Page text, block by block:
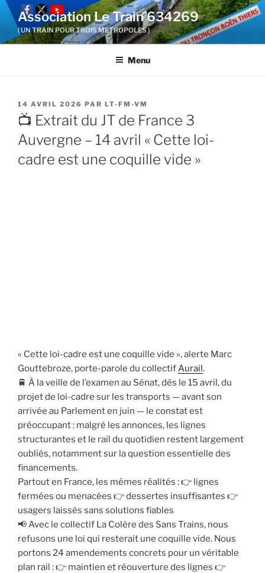
Aller
contenu
Association Le Train 634269
( UN TRAIN POUR TROIS METROPOLES )
Menu
PUBLIÉ
LE
14 AVRIL 2026 PAR LT-FM-VM
📺 Extrait du JT de France 3
Auvergne – 14 avril « Cette loi-
cadre est une coquille vide »
« Cette loi-cadre est une coquille vide », alerte Marc
Gouttebroze, porte-parole du collectifAurail.
🚆 À la veille de l’examen au Sénat, dès le 15 avril, du
projet de loi-cadre sur les transports — avant son
arrivée au Parlement en juin — le constat est
préoccupant : malgré les annonces, les lignes
structurantes et le rail du quotidien restent largement
oubliés, notamment sur la question essentielle des
financements.
Partout en France, les mêmes réalités : 👉 lignes
fermées ou menacées 👉 dessertes insuffisantes 👉
usagers laissés sans solutions fiables
📢 Avec le collectif La Colère des Sans Trains, nous
refusons une loi qui resterait une coquille vide. Nous
portons 24 amendements concrets pour un véritable
plan rail : 👉 maintien et réouverture des lignes 👉